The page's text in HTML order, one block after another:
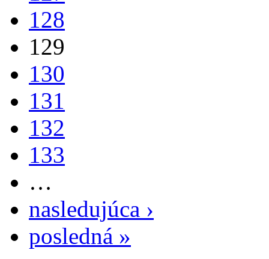
128
129
130
131
132
133
…
nasledujúca ›
posledná »